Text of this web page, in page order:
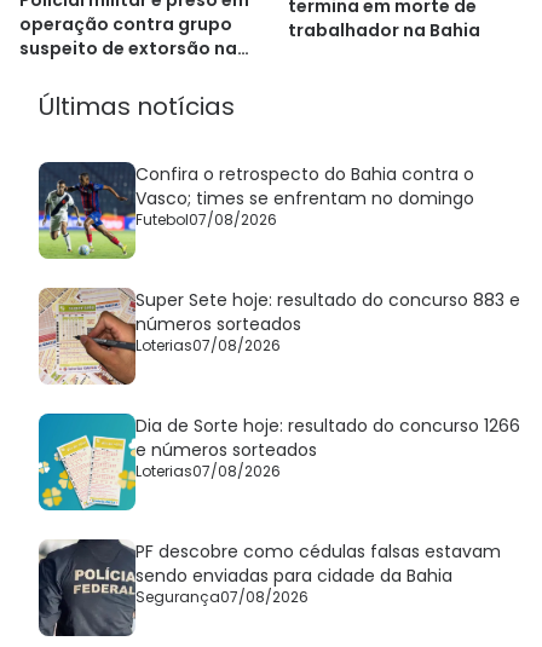
operação contra grupo
suspeito de extorsão na
termina em morte de
trabalhador na Bahia
Últimas notícias
Confira o retrospecto do Bahia contra o
Vasco; times se enfrentam no domingo
Futebol07/08/2026
Super Sete hoje: resultado do concurso 883 e
números sorteados
Loterias07/08/2026
Dia de Sorte hoje: resultado do concurso 1266
e números sorteados
Loterias07/08/2026
PF descobre como cédulas falsas estavam
sendo enviadas para cidade da Bahia
Segurança07/08/2026